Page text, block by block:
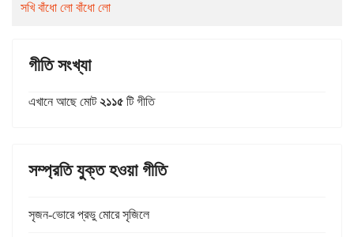
সখি বাঁধো লো বাঁধো লো
গীতি সংখ্যা
এখানে আছে মোট২১১৫ টি গীতি
সম্প্রতি যুক্ত হওয়া গীতি
সৃজন-ভোরে প্রভু মোরে সৃজিলে